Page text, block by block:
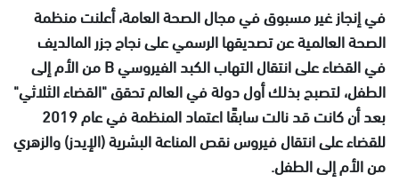
في إنجاز غير مسبوق في مجال الصحة العامة، أعلنت منظمة
الصحة العالمية عن تصديقها الرسمي على نجاح جزر المالديف
في القضاء على انتقال التهاب الكبد الفيروسي B من الأم إلى
الطفل، لتصبح بذلك أول دولة في العالم تحقق "القضاء الثلاثي"
بعد أن كانت قد نالت سابقًا اعتماد المنظمة في عام 2019
للقضاء على انتقال فيروس نقص المناعة البشرية (الإيدز) والزهري
من الأم إلى الطفل.